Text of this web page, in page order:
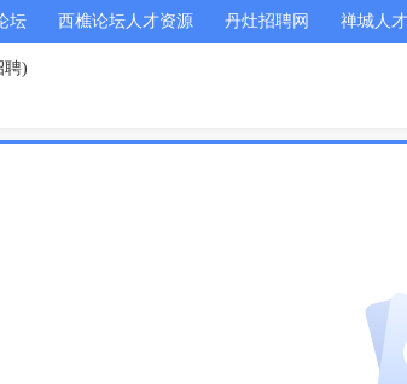
坛 西樵论坛人才资源 丹灶招聘网 禅城人